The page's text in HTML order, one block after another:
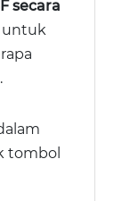
secara
untuk
tombol